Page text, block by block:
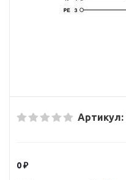
Артикул:
0 ₽